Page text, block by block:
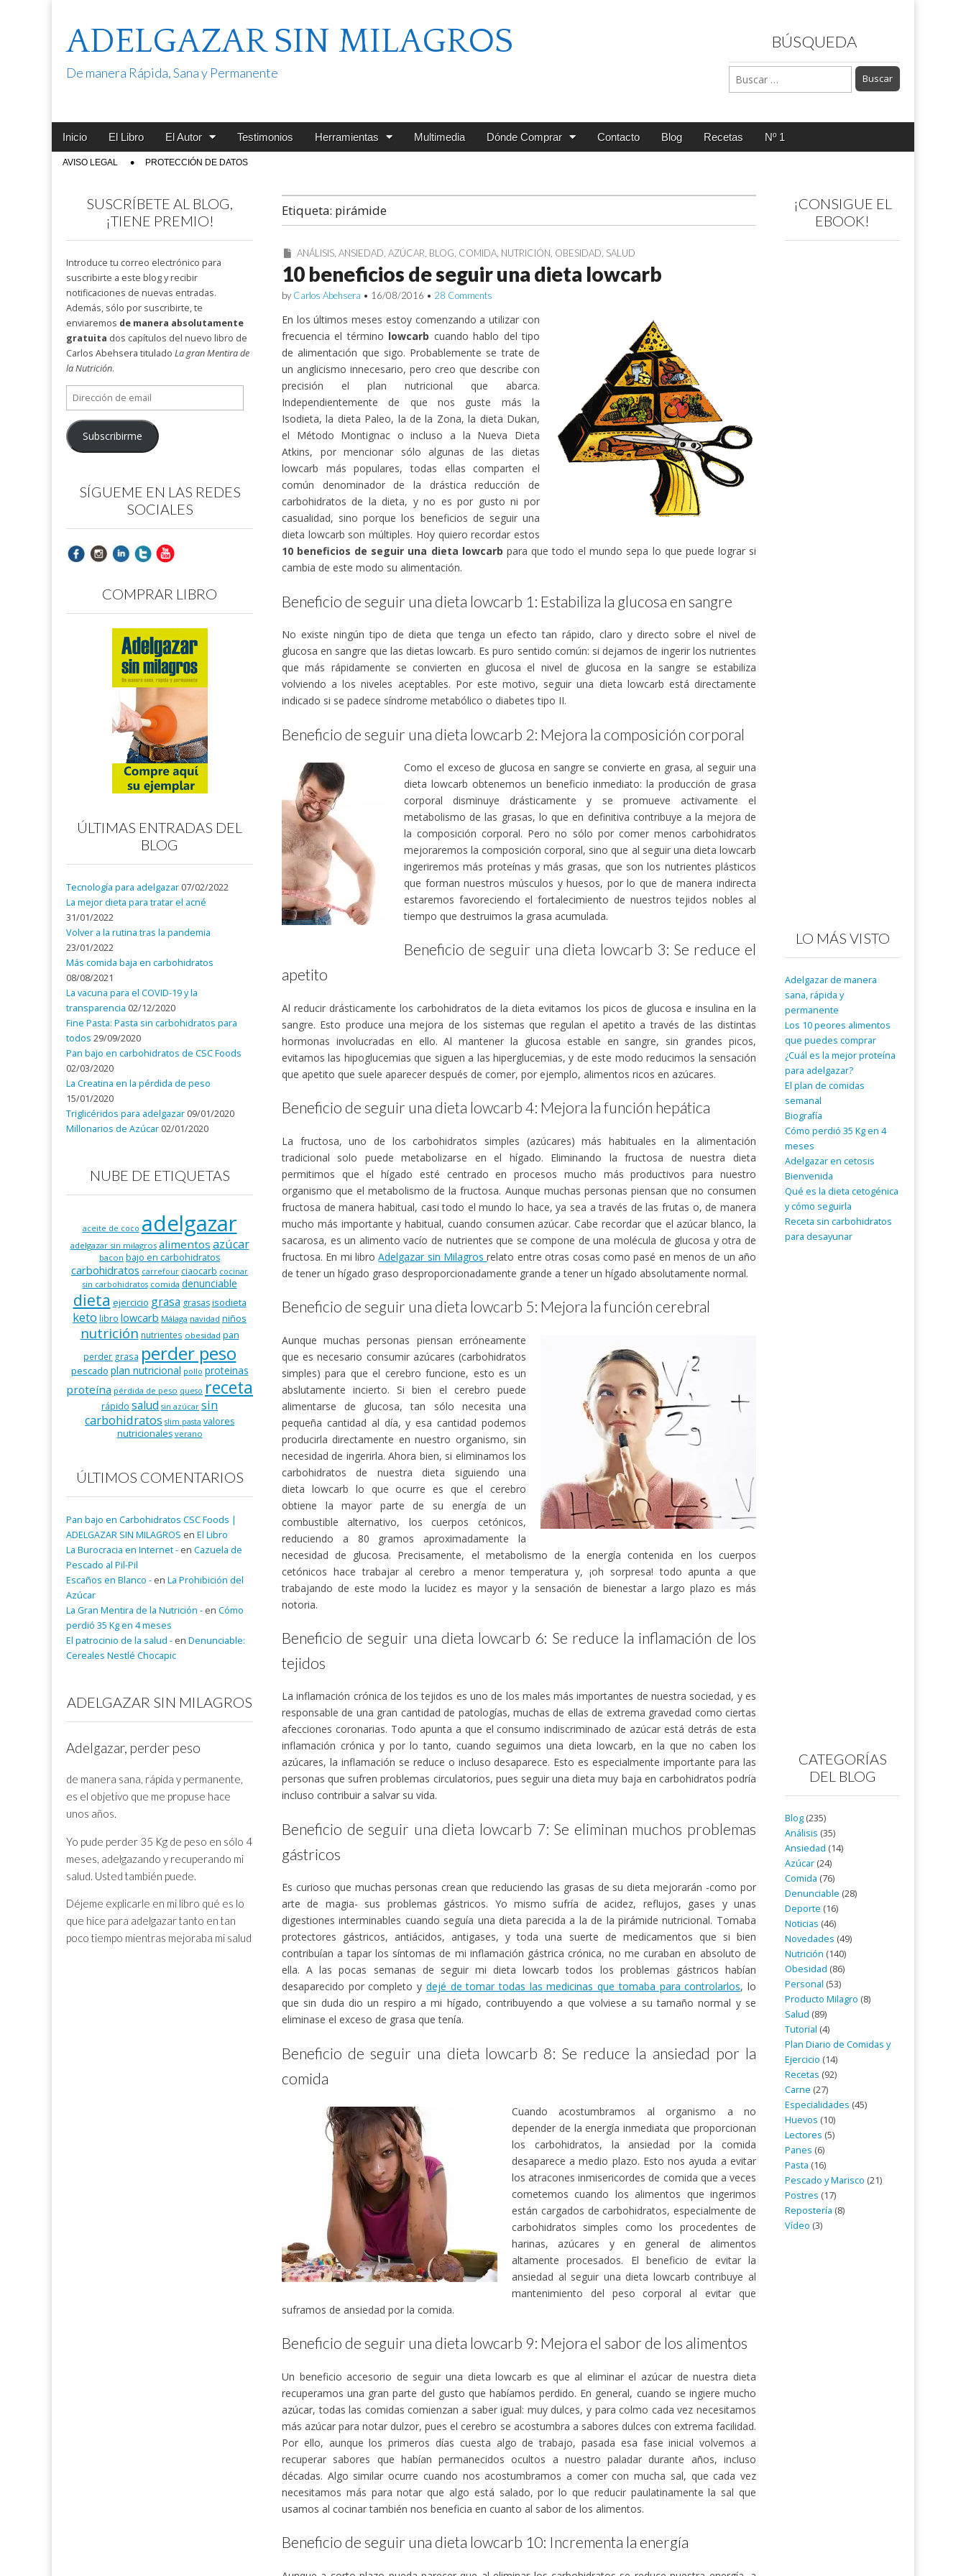
ADELGAZAR SIN MILAGROS
De manera Rápida, Sana y Permanente
BÚSQUEDA
Buscar:
Main
Skip
content
Inicio El Libro El Autor Testimonios Herramientas Multimedia Dónde Comprar Contacto Blog Recetas Nº 1
SubAVISO LEGAL PROTECCIÓN DE DATOS
Etiqueta: pirámide
ANÁLISIS,ANSIEDAD,AZÚCAR, BLOG, COMIDA, NUTRICIÓN, OBESIDAD, SALUD
10 beneficios de seguir una dieta lowcarb
by Carlos Abehsera • 16/08/2016 • 28 Comments
En los últimos meses estoy comenzando a utilizar con
frecuencia el término lowcarb cuando hablo del tipo
de alimentación que sigo. Probablemente se trate de
un anglicismo innecesario, pero creo que describe con
precisión el plan nutricional que abarca.
Independientemente de que nos guste más la
Isodieta, la dieta Paleo, la de la Zona, la dieta Dukan,
el Método Montignac o incluso a la Nueva Dieta
Atkins, por mencionar sólo algunas de las dietas
lowcarb más populares, todas ellas comparten el
común denominador de la drástica reducción de
carbohidratos de la dieta, y no es por gusto ni por
casualidad, sino porque los beneficios de seguir una
dieta lowcarb son múltiples. Hoy quiero recordar estos
10 beneficios de seguir una dieta lowcarb para que todo el mundo sepa lo que puede lograr si
cambia de este modo su alimentación.
Beneficio de seguir una dieta lowcarb 1: Estabiliza la glucosa en sangre
No existe ningún tipo de dieta que tenga un efecto tan rápido, claro y directo sobre el nivel de
glucosa en sangre que las dietas lowcarb. Es puro sentido común: si dejamos de ingerir los nutrientes
que más rápidamente se convierten en glucosa el nivel de glucosa en la sangre se estabiliza
volviendo a los niveles aceptables. Por este motivo, seguir una dieta lowcarb está directamente
indicado si se padece síndrome metabólico o diabetes tipo II.
Beneficio de seguir una dieta lowcarb 2: Mejora la composición corporal
Como el exceso de glucosa en sangre se convierte en grasa, al seguir una
dieta lowcarb obtenemos un beneficio inmediato: la producción de grasa
corporal disminuye drásticamente y se promueve activamente el
metabolismo de las grasas, lo que en definitiva contribuye a la mejora de
la composición corporal. Pero no sólo por comer menos carbohidratos
mejoraremos la composición corporal, sino que al seguir una dieta lowcarb
ingeriremos más proteínas y más grasas, que son los nutrientes plásticos
que forman nuestros músculos y huesos, por lo que de manera indirecta
estaremos favoreciendo el fortalecimiento de nuestros tejidos nobles al
tiempo que destruimos la grasa acumulada.
Beneficio de seguir una dieta lowcarb 3: Se reduce el
apetito
Al reducir drásticamente los carbohidratos de la dieta evitamos los picos de glucosa e insulina en la
sangre. Esto produce una mejora de los sistemas que regulan el apetito a través de las distintas
hormonas involucradas en ello. Al mantener la glucosa estable en sangre, sin grandes picos,
evitamos las hipoglucemias que siguen a las hiperglucemias, y de este modo reducimos la sensación
que apetito que suele aparecer después de comer, por ejemplo, alimentos ricos en azúcares.
Beneficio de seguir una dieta lowcarb 4: Mejora la función hepática
La fructosa, uno de los carbohidratos simples (azúcares) más habituales en la alimentación
tradicional solo puede metabolizarse en el hígado. Eliminando la fructosa de nuestra dieta
permitimos que el hígado esté centrado en procesos mucho más productivos para nuestro
organismo que el metabolismo de la fructosa. Aunque muchas personas piensan que no consumen
fructosa de manera habitual, casi todo el mundo lo hace, ya sea a través de las frutas o, de manera
mucho más importante y habitual, cuando consumen azúcar. Cabe recordar que el azúcar blanco, la
sacarosa, es un alimento vacío de nutrientes que se compone de una molécula de glucosa y otra de
fructosa. En mi libroAdelgazar sin Milagrosrelato entre otras cosas como pasé en menos de un año
de tener un hígado graso desproporcionadamente grande a tener un hígado absolutamente normal.
Beneficio de seguir una dieta lowcarb 5: Mejora la función cerebral
Aunque muchas personas piensan erróneamente
que es necesario consumir azúcares (carbohidratos
simples) para que el cerebro funcione, esto es un
abslutamente incierto. Si bien el cerebro puede
alimentarse de glucosa, tan sólo necesita una
pequeña cantidad al día, y esa cantidad podemos
producirla directamente en nuestro organismo, sin
necesidad de ingerirla. Ahora bien, si eliminamos los
carbohidratos de nuestra dieta siguiendo una
dieta lowcarb lo que ocurre es que el cerebro
obtiene la mayor parte de su energía de un
combustible alternativo, los cuerpos cetónicos,
reduciendo a 80 gramos aproximadamente la
necesidad de glucosa. Precisamente, el metabolismo de la energía contenida en los cuerpos
cetónicos hace trabajar al cerebro a menor temperatura y, ¡oh sorpresa! todo apunta a que
trabajando de este modo la lucidez es mayor y la sensación de bienestar a largo plazo es más
notoria.
Beneficio de seguir una dieta lowcarb 6: Se reduce la inflamación de los
tejidos
La inflamación crónica de los tejidos es uno de los males más importantes de nuestra sociedad, y es
responsable de una gran cantidad de patologías, muchas de ellas de extrema gravedad como ciertas
afecciones coronarias. Todo apunta a que el consumo indiscriminado de azúcar está detrás de esta
inflamación crónica y por lo tanto, cuando seguimos una dieta lowcarb, en la que no caben los
azúcares, la inflamación se reduce o incluso desaparece. Esto es especialmente importante para las
personas que sufren problemas circulatorios, pues seguir una dieta muy baja en carbohidratos podría
incluso contribuir a salvar su vida.
Beneficio de seguir una dieta lowcarb 7: Se eliminan muchos problemas
gástricos
Es curioso que muchas personas crean que reduciendo las grasas de su dieta mejorarán -como por
arte de magia- sus problemas gástricos. Yo mismo sufría de acidez, reflujos, gases y unas
digestiones interminables cuando seguía una dieta parecida a la de la pirámide nutricional. Tomaba
protectores gástricos, antiácidos, antigases, y toda una suerte de medicamentos que si bien
contribuían a tapar los síntomas de mi inflamación gástrica crónica, no me curaban en absoluto de
ella. A las pocas semanas de seguir mi dieta lowcarb todos los problemas gástricos habían
desaparecido por completo y dejé de tomar todas las medicinas que tomaba para controlarlos, lo
que sin duda dio un respiro a mi hígado, contribuyendo a que volviese a su tamaño normal y se
eliminase el exceso de grasa que tenía.
Beneficio de seguir una dieta lowcarb 8: Se reduce la ansiedad por la
comida
Cuando acostumbramos al organismo a no
depender de la energía inmediata que proporcionan
los carbohidratos, la ansiedad por la comida
desaparece a medio plazo. Esto nos ayuda a evitar
los atracones inmisericordes de comida que a veces
cometemos cuando los alimentos que ingerimos
están cargados de carbohidratos, especialmente de
carbohidratos simples como los procedentes de
harinas, azúcares y en general de alimentos
altamente procesados. El beneficio de evitar la
ansiedad al seguir una dieta lowcarb contribuye al
mantenimiento del peso corporal al evitar que
suframos de ansiedad por la comida.
Beneficio de seguir una dieta lowcarb 9: Mejora el sabor de los alimentos
Un beneficio accesorio de seguir una dieta lowcarb es que al eliminar el azúcar de nuestra dieta
recuperamos una gran parte del gusto que habíamos perdido. En general, cuando se ingiere mucho
azúcar, todas las comidas comienzan a saber igual: muy dulces, y para colmo cada vez necesitamos
más azúcar para notar dulzor, pues el cerebro se acostumbra a sabores dulces con extrema facilidad.
Por ello, aunque los primeros días cuesta algo de trabajo, pasada esa fase inicial volvemos a
recuperar sabores que habían permanecidos ocultos a nuestro paladar durante años, incluso
décadas. Algo similar ocurre cuando nos acostumbramos a comer con mucha sal, que cada vez
necesitamos más para notar que algo está salado, por lo que reducir paulatinamente la sal que
usamos al cocinar también nos beneficia en cuanto al sabor de los alimentos.
Beneficio de seguir una dieta lowcarb 10: Incrementa la energía
SUSCRÍBETE AL BLOG,
¡TIENE PREMIO!
Introduce tu correo electrónico para
suscribirte a este blog y recibir
notificaciones de nuevas entradas.
Además, sólo por suscribirte, te
enviaremos de manera absolutamente
gratuita dos capítulos del nuevo libro de
Carlos Abehsera titulado La gran Mentira de
la Nutrición.
Dirección
de
email
Subscribirme
SÍGUEME EN LAS REDES
SOCIALES
COMPRAR LIBRO
ÚLTIMAS ENTRADAS DEL
BLOG
Tecnología para adelgazar 07/02/2022
La mejor dieta para tratar el acné
31/01/2022
Volver a la rutina tras la pandemia
23/01/2022
Más comida baja en carbohidratos
08/08/2021
La vacuna para el COVID-19 y la
transparencia 02/12/2020
Fine Pasta: Pasta sin carbohidratos para
todos 29/09/2020
Pan bajo en carbohidratos de CSC Foods
02/03/2020
La Creatina en la pérdida de peso
15/01/2020
Triglicéridos para adelgazar 09/01/2020
Millonarios de Azúcar 02/01/2020
NUBE DE ETIQUETAS
aceite de coco adelgazar
adelgazar sin milagros alimentos azúcar
bacon bajo en carbohidratos
carbohidratos carrefour ciaocarb cocinar
sin carbohidratos comida denunciable
dieta ejercicio grasa grasas isodieta
keto libro lowcarb Málaga navidad niños
nutrición nutrientes obesidad pan
perder grasa perder peso
pescado plan nutricional pollo proteinas
proteína pérdida de peso queso receta
rápido salud sin azúcar sin
carbohidratos slim pasta valores
nutricionales verano
ÚLTIMOS COMENTARIOS
Pan bajo en Carbohidratos CSC Foods |
ADELGAZAR SIN MILAGROS en El Libro
La Burocracia en Internet - en Cazuela de
Pescado al Pil-Pil
Escaños en Blanco - en La Prohibición del
Azúcar
La Gran Mentira de la Nutrición - en Cómo
perdió 35 Kg en 4 meses
El patrocinio de la salud - en Denunciable:
Cereales Nestlé Chocapic
ADELGAZAR SIN MILAGROS
Adelgazar, perder peso
de manera sana, rápida y permanente,
es el objetivo que me propuse hace
unos años.
Yo pude perder 35 Kg de peso en sólo 4
meses, adelgazando y recuperando mi
salud. Usted también puede.
Déjeme explicarle en mi libro qué es lo
que hice para adelgazar tanto en tan
poco tiempo mientras mejoraba mi salud
¡CONSIGUE EL
EBOOK!
LO MÁS VISTO
Adelgazar de manera
sana, rápida y
permanente
Los 10 peores alimentos
que puedes comprar
¿Cuál es la mejor proteína
para adelgazar?
El plan de comidas
semanal
Biografía
Cómo perdió 35 Kg en 4
meses
Adelgazar en cetosis
Bienvenida
Qué es la dieta cetogénica
y cómo seguirla
Receta sin carbohidratos
para desayunar
CATEGORÍAS
DEL BLOG
Blog (235)
Análisis (35)
Ansiedad (14)
Azúcar (24)
Comida (76)
Denunciable (28)
Deporte (16)
Noticias (46)
Novedades (49)
Nutrición (140)
Obesidad (86)
Personal (53)
Producto Milagro (8)
Salud (89)
Tutorial (4)
Plan Diario de Comidas y
Ejercicio (14)
Recetas (92)
Carne (27)
Especialidades (45)
Huevos (10)
Lectores (5)
Panes (6)
Pasta (16)
Pescado y Marisco (21)
Postres (17)
Repostería (8)
Vídeo (3)